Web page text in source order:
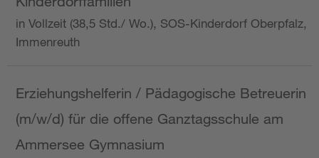
in Vollzeit (38,5 Std./ Wo.), SOS-Kinderdorf Oberpfalz,
Immenreuth
Erziehungshelferin / Pädagogische Betreuerin
(m/w/d) für die offene Ganztagsschule am
Ammersee Gymnasium